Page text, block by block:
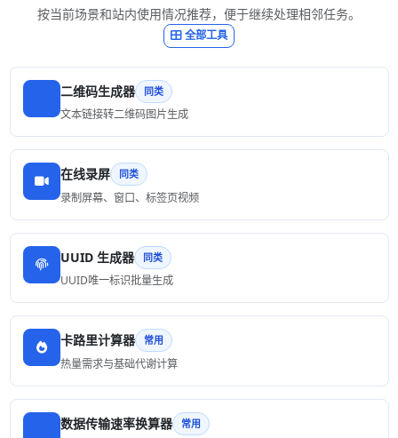
按当前场景和站内使用情况推荐，便于继续处理相邻任务。
全部工具
二维码生成器 同类
文本链接转二维码图片生成
在线录屏 同类
录制屏幕、窗口、标签页视频
UUID 生成器 同类
UUID唯一标识批量生成
卡路里计算器 常用
热量需求与基础代谢计算
数据传输速率换算器 常用